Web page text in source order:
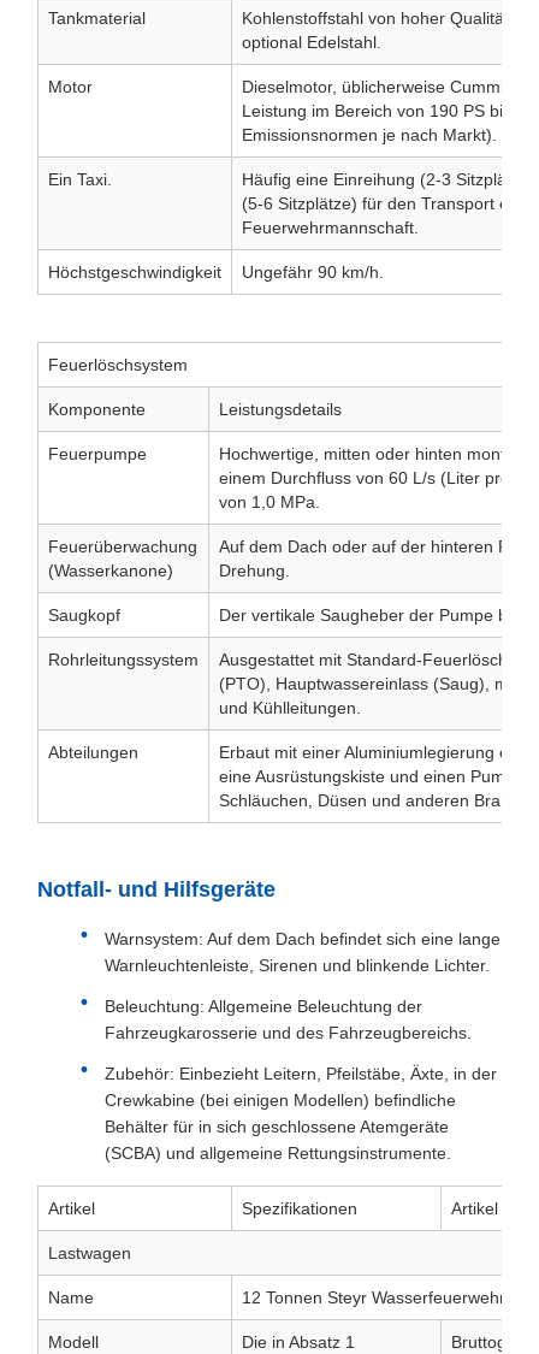
Tankmaterial
Kohlenstoffstahl von hoher Qualität
optional Edelstahl.
Motor
Dieselmotor, üblicherweise Cummins
Leistung im Bereich von 190 PS bis
Emissionsnormen je nach Markt).
Ein Taxi.
Häufig eine Einreihung (2-3
(5-6 Sitzplätze) für den Transport
Feuerwehrmannschaft.
Höchstgeschwindigkeit Ungefähr 90 km/h.
Feuerlöschsystem
Komponente Leistungsdetails
Feuerpumpe
Hochwertige, mitten oder hinten
einem Durchfluss von 60 L/s (Liter pro
von 1,0 MPa.
Feuerüberwachung
(Wasserkanone)
Auf dem Dach oder auf der hinteren
Drehung.
Saugkopf Der vertikale Saugheber der Pumpe
Rohrleitungssystem
Ausgestattet mit Standard-
(PTO), Hauptwassereinlass (Saug),
und Kühlleitungen.
Abteilungen
Erbaut mit einer Aluminiumlegierung
eine Ausrüstungskiste und einen
Schläuchen, Düsen und anderen
Notfall- und Hilfsgeräte
Warnsystem: Auf dem Dach befindet sich eine lange
Warnleuchtenleiste, Sirenen und blinkende Lichter.
Beleuchtung: Allgemeine Beleuchtung der
Fahrzeugkarosserie und des Fahrzeugbereichs.
Zubehör: Einbezieht Leitern, Pfeilstäbe, Äxte, in der
Crewkabine (bei einigen Modellen) befindliche
Behälter für in sich geschlossene Atemgeräte
(SCBA) und allgemeine Rettungsinstrumente.
Artikel Spezifikationen Artikel
Lastwagen
Name 12 Tonnen Steyr Wasserfeuerwehr
Modell
Die in Absatz 1